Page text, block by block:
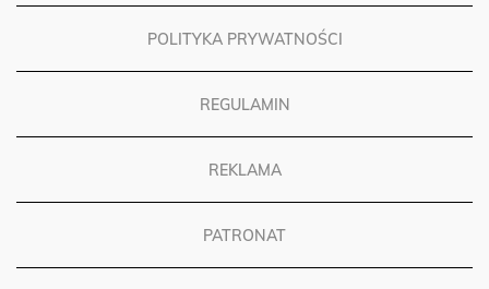
POLITYKA PRYWATNOŚCI
REGULAMIN
REKLAMA
PATRONAT